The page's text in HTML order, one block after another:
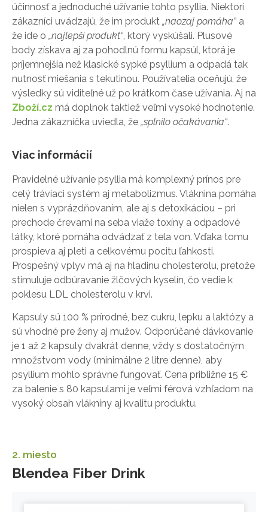
účinnosť a jednoduché užívanie tohto psyllia. Niektorí
zákazníci uvádzajú, že im produkt „naozaj pomáha“ a
že ide o „najlepší produkt“ , ktorý vyskúšali. Plusové
body získava aj za pohodlnú formu kapsúl, ktorá je
príjemnejšia než klasické sypké psyllium a odpadá tak
nutnosť miešania s tekutinou. Používatelia oceňujú, že
výsledky sú viditeľné už po krátkom čase užívania. Aj na
Zboží.cz má doplnok taktiež veľmi vysoké hodnotenie.
Jedna zákazníčka uviedla, že „splnilo očakávania“.
Viac informácií
Pravidelné užívanie psyllia má komplexný prínos pre
celý tráviaci systém aj metabolizmus. Vláknina pomáha
nielen s vyprázdňovaním, ale aj s detoxikáciou – pri
prechode črevami na seba viaže toxíny a odpadové
látky, ktoré pomáha odvádzať z tela von. Vďaka tomu
prospieva aj pleti a celkovému pocitu ľahkosti.
Prospešný vplyv má aj na hladinu cholesterolu, pretože
stimuluje odbúravanie žlčových kyselín, čo vedie k
poklesu LDL cholesterolu v krvi.
Kapsuly sú 100 % prírodné, bez cukru, lepku a laktózy a
sú vhodné pre ženy aj mužov. Odporúčané dávkovanie
je 1 až 2 kapsuly dvakrát denne, vždy s dostatočným
množstvom vody (minimálne 2 litre denne), aby
psyllium mohlo správne fungovať. Cena približne 15 €
za balenie s 80 kapsulami je veľmi férová vzhľadom na
vysoký obsah vlákniny aj kvalitu produktu.
2. miesto
Blendea Fiber Drink